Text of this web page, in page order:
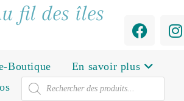
fil des îles
Boutique
En savoir plus